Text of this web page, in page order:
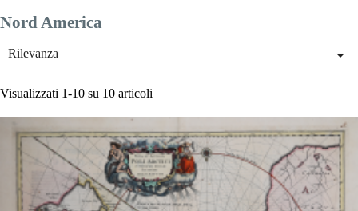
Nord America
Rilevanza 
Visualizzati 1-10 su 10 articoli